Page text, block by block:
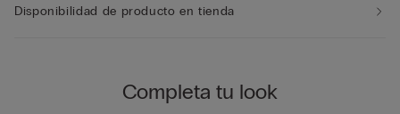
Disponibilidad de producto en tienda
Completa tu look